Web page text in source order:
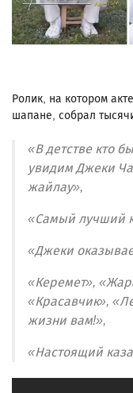
Ролик, на котором
шапане, собрал
«В детстве кто
увидим Джеки
жайлау»,
«Самый лучший
«Джеки
«Керемет»,
«Красавчик»,
жизни вам!»,
«Настоящий